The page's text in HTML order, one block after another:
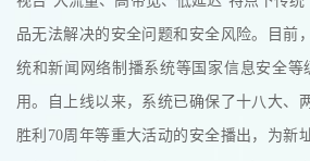
品无法解决的安全问题和安全风险。目前
统和新闻网络制播系统等国家信息安全等
用。自上线以来，系统已确保了十八大、
胜利70周年等重大活动的安全播出，为新